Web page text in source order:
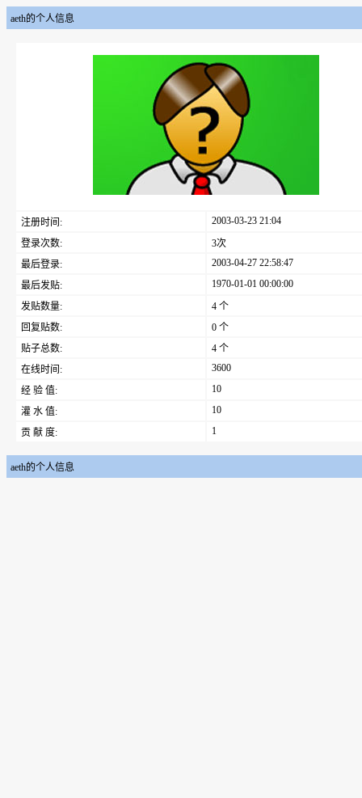
aeth的个人信息
注册时间:
2003-03-23 21:04
登录次数:
3次
最后登录:
2003-04-27 22:58:47
最后发贴:
1970-01-01 00:00:00
发贴数量:
4 个
回复贴数:
0 个
贴子总数:
4 个
在线时间:
3600
经 验 值:
10
灌 水 值:
10
贡 献 度:
1
aeth的个人信息